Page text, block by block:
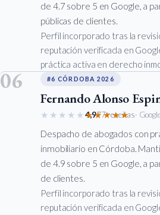
de 4.7 sobre 5 en Google, a
públicas de clientes.
Perfil incorporado tras la
reputación verificada en
práctica activa en derecho
06 #6 CÓRDOBA 2026
Fernando Alonso
★★★★★★★★★★
4,977 reseñas·
Despacho de abogados con
inmobiliario en Córdoba.
de 4.9 sobre 5 en Google, a
de clientes.
Perfil incorporado tras la
reputación verificada en